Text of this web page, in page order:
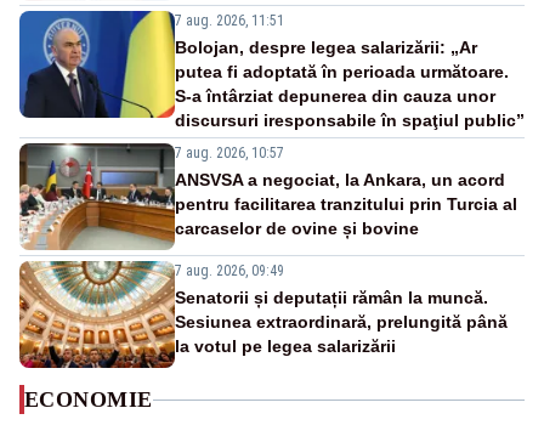
7 aug. 2026, 11:51
Bolojan, despre legea salarizării: „Ar
putea fi adoptată în perioada următoare.
S-a întârziat depunerea din cauza unor
discursuri iresponsabile în spaţiul public”
7 aug. 2026, 10:57
ANSVSA a negociat, la Ankara, un acord
pentru facilitarea tranzitului prin Turcia al
carcaselor de ovine și bovine
7 aug. 2026, 09:49
Senatorii și deputații rămân la muncă.
Sesiunea extraordinară, prelungită până
la votul pe legea salarizării
ECONOMIE